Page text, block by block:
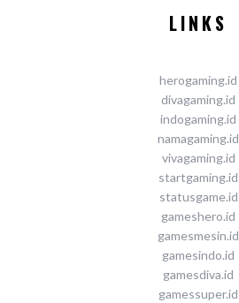
LINKS
herogaming.id
divagaming.id
indogaming.id
namagaming.id
vivagaming.id
startgaming.id
statusgame.id
gameshero.id
gamesmesin.id
gamesindo.id
gamesdiva.id
gamessuper.id